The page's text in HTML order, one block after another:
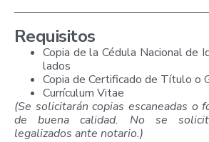
Requisitos
Copia de la Cédula Nacional de
lados
Copia de Certificado de Título o
Currículum Vitae
(Se solicitarán copias escaneadas o
de buena calidad. No se
legalizados ante notario.)